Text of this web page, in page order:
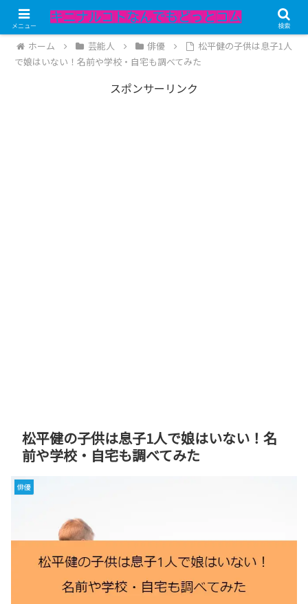
記事内にPRが含まれています。
ホーム 芸能人 俳優
松平健の子供は息子1人
で娘はいない！名前や学校・自宅も調べてみた
スポンサーリンク
松平健の子供は息子1人で娘はいない！名
前や学校・自宅も調べてみた
俳優
メニュー 検索